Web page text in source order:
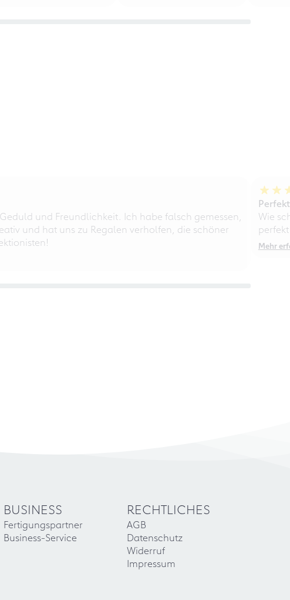
und Freundlichkeit. Ich habe falsch gemessen,
und hat uns zu Regalen verholfen, die schöner
Wie
Mehr
BUSINESS
Fertigungspartner
Business-Service
RECHTLICHES
AGB
Datenschutz
Widerruf
Impressum